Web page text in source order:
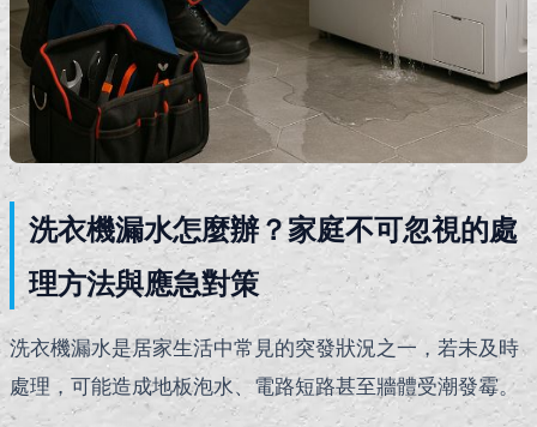
洗衣機漏水怎麼辦？家庭不可忽視的處
理方法與應急對策
洗衣機漏水是居家生活中常見的突發狀況之一，若未及時
處理，可能造成地板泡水、電路短路甚至牆體受潮發霉。